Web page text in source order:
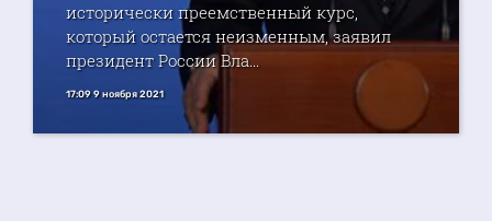
исторически преемственный курс,
который остается неизменным, заявил
президент России Вла...
17:09 9 ноября 2021